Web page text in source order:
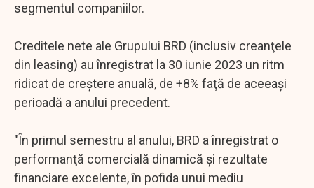
segmentul companiilor.
Creditele nete ale Grupului BRD (inclusiv creanţele
din leasing) au înregistrat la 30 iunie 2023 un ritm
ridicat de creştere anuală, de +8% faţă de aceeaşi
perioadă a anului precedent.
"În primul semestru al anului, BRD a înregistrat o
performanţă comercială dinamică şi rezultate
financiare excelente, în pofida unui mediu